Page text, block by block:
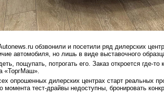
обзвонили и посетили ряд дилерских
автомобиля, но лишь в виде выставочного
пощупать, потрогать его. Заказ откроется где-
«ТоргМаш».
опрошенных дилерских центрах старт реальных
момента тест-драйвы недоступны, бронировать